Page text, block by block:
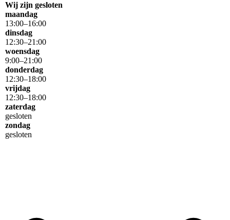
Wij zijn gesloten
maandag
13:00–16:00
dinsdag
12:30–21 :00
woensdag
9:00–21 :00
donderdag
12:30–18:00
vrijdag
12:30–18:00
zaterdag
gesloten
zondag
gesloten